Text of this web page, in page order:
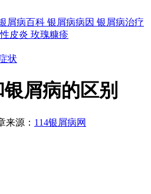
屑病百科 银屑病病因 银屑病治疗
皮炎 玫瑰糠疹
状
屑病的区别
来源： 114银屑病网